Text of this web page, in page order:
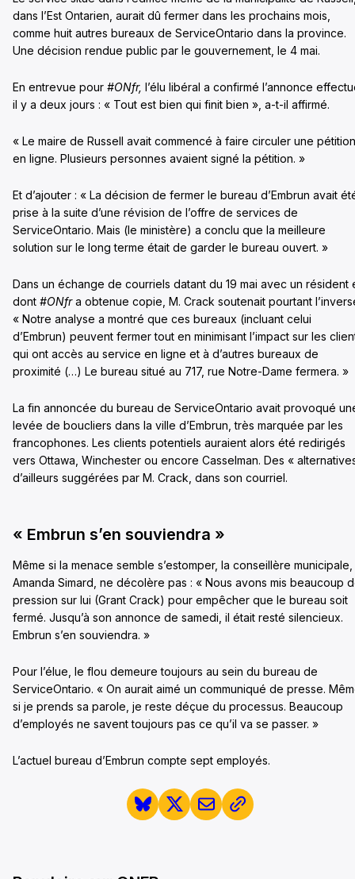
dans l’Est Ontarien, aurait dû fermer dans les prochains mois,
comme huit autres bureaux de ServiceOntario dans la province.
Une décision rendue public par le gouvernement, le 4 mai.
En entrevue pour #ONfr, l’élu libéral a confirmé l’annonce
il y a deux jours : « Tout est bien qui finit bien », a-t-il affirmé.
« Le maire de Russell avait commencé à faire circuler une pétition
en ligne. Plusieurs personnes avaient signé la pétition. »
Et d’ajouter : « La décision de fermer le bureau d’Embrun avait
prise à la suite d’une révision de l’offre de services de
ServiceOntario. Mais (le ministère) a conclu que la meilleure
solution sur le long terme était de garder le bureau ouvert. »
Dans un échange de courriels datant du 19 mai avec un résident
dont #ONfra obtenue copie, M. Crack soutenait pourtant
« Notre analyse a montré que ces bureaux (incluant celui
d’Embrun) peuvent fermer tout en minimisant l’impact sur les
qui ont accès au service en ligne et à d’autres bureaux de
proximité (…) Le bureau situé au 717, rue Notre-Dame fermera. »
La fin annoncée du bureau de ServiceOntario avait provoqué
levée de boucliers dans la ville d’Embrun, très marquée par les
francophones. Les clients potentiels auraient alors été redirigés
vers Ottawa, Winchester ou encore Casselman. Des «
d’ailleurs suggérées par M. Crack, dans son courriel.
« Embrun s’en souviendra »
Même si la menace semble s’estomper, la conseillère municipale,
Amanda Simard, ne décolère pas : « Nous avons mis beaucoup
pression sur lui (Grant Crack) pour empêcher que le bureau soit
fermé. Jusqu’à son annonce de samedi, il était resté silencieux.
Embrun s’en souviendra. »
Pour l’élue, le flou demeure toujours au sein du bureau de
ServiceOntario. « On aurait aimé un communiqué de presse.
si je prends sa parole, je reste déçue du processus. Beaucoup
d’employés ne savent toujours pas ce qu’il va se passer. »
L’actuel bureau d’Embrun compte sept employés.